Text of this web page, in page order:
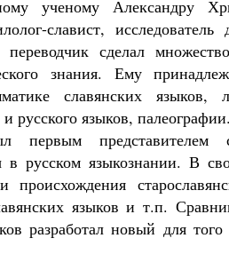
ученому Александру
славист, исследователь
сделал
знания. Ему
славянских языков,
русского языков, палеографии.
представителем
в русском языкознании. В
происхождения
языков и т.п.
разработал новый для